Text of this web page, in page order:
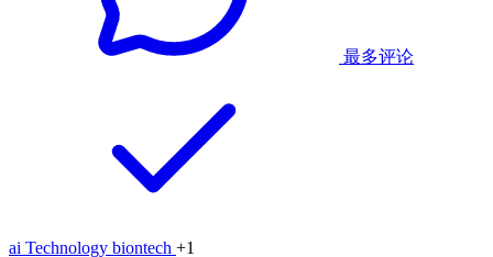
最多评论
ai Technology biontech +1